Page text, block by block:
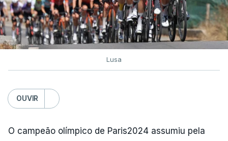
Lusa
OUVIR
O campeão olímpico de Paris2024 assumiu pela